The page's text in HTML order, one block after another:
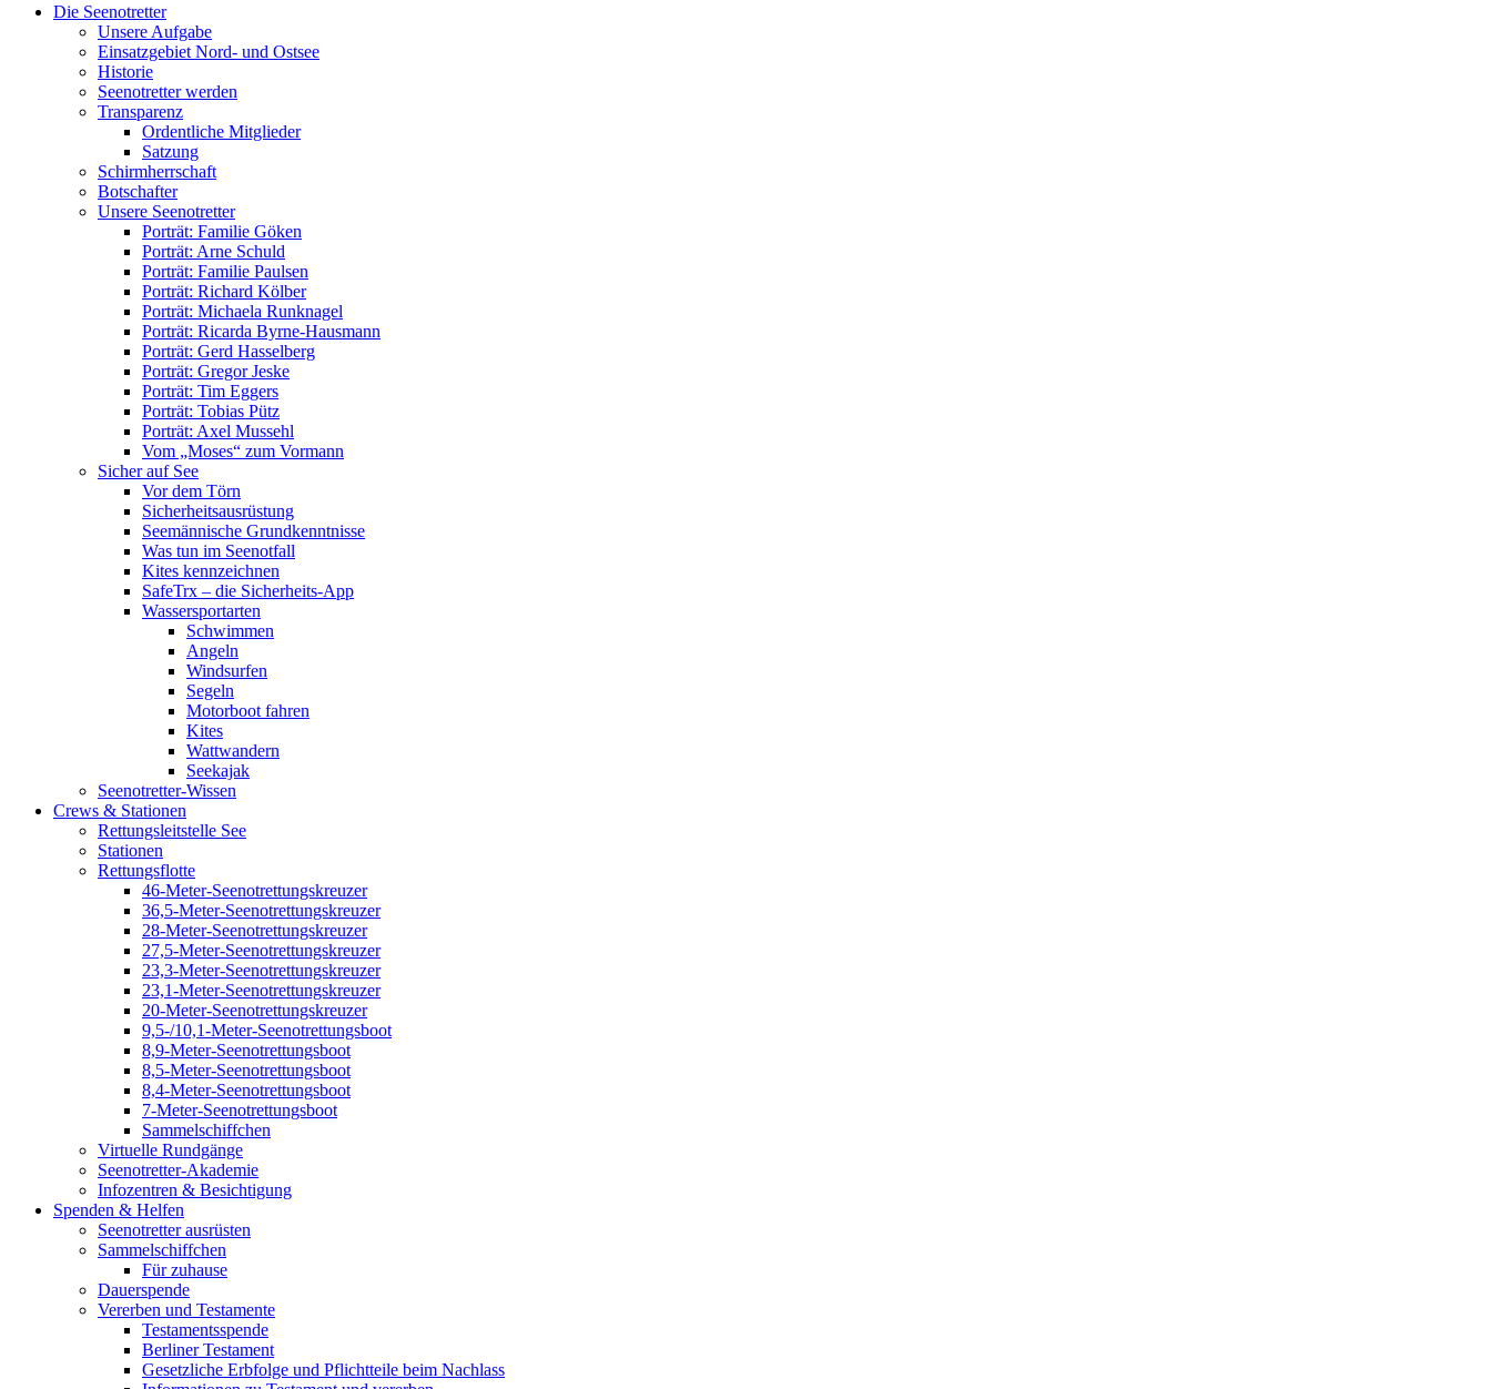
Die Seenotretter
Unsere Aufgabe
Einsatzgebiet Nord- und Ostsee
Historie
Seenotretter werden
Transparenz
Ordentliche Mitglieder
Satzung
Schirmherrschaft
Botschafter
Unsere Seenotretter
Porträt: Familie Göken
Porträt: Arne Schuld
Porträt: Familie Paulsen
Porträt: Richard Kölber
Porträt: Michaela Runknagel
Porträt: Ricarda Byrne-Hausmann
Porträt: Gerd Hasselberg
Porträt: Gregor Jeske
Porträt: Tim Eggers
Porträt: Tobias Pütz
Porträt: Axel Mussehl
Vom „Moses“ zum Vormann
Sicher auf See
Vor dem Törn
Sicherheitsausrüstung
Seemännische Grundkenntnisse
Was tun im Seenotfall
Kites kennzeichnen
SafeTrx – die Sicherheits-App
Wassersportarten
Schwimmen
Angeln
Windsurfen
Segeln
Motorboot fahren
Kites
Wattwandern
Seekajak
Seenotretter-Wissen
Crews & Stationen
Rettungsleitstelle See
Stationen
Rettungsflotte
46-Meter-Seenotrettungskreuzer
36,5-Meter-Seenotrettungskreuzer
28-Meter-Seenotrettungskreuzer
27,5-Meter-Seenotrettungskreuzer
23,3-Meter-Seenotrettungskreuzer
23,1-Meter-Seenotrettungskreuzer
20-Meter-Seenotrettungskreuzer
9,5-/10,1-Meter-Seenotrettungsboot
8,9-Meter-Seenotrettungsboot
8,5-Meter-Seenotrettungsboot
8,4-Meter-Seenotrettungsboot
7-Meter-Seenotrettungsboot
Sammelschiffchen
Virtuelle Rundgänge
Seenotretter-Akademie
Infozentren & Besichtigung
Spenden & Helfen
Seenotretter ausrüsten
Sammelschiffchen
Für zuhause
Dauerspende
Vererben und Testamente
Testamentsspende
Berliner Testament
Gesetzliche Erbfolge und Pflichtteile beim Nachlass